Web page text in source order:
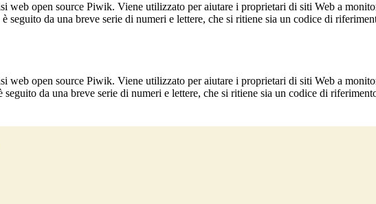
web open source Piwik. Viene utilizzato per aiutare i proprietari di siti Web a
da una breve serie di numeri e lettere, che si ritiene sia un codice di
web open source Piwik. Viene utilizzato per aiutare i proprietari di siti Web a
da una breve serie di numeri e lettere, che si ritiene sia un codice di